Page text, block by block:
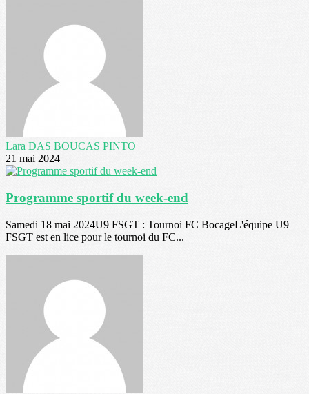
Lara DAS BOUCAS PINTO
21 mai 2024
Programme sportif du week-end
Samedi 18 mai 2024U9 FSGT : Tournoi FC BocageL'équipe U9
FSGT est en lice pour le tournoi du FC...